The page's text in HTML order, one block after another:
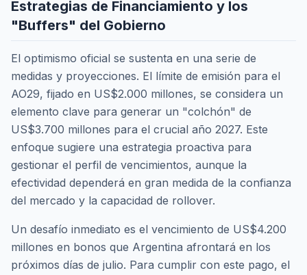
Estrategias de Financiamiento y los
"Buffers" del Gobierno
El optimismo oficial se sustenta en una serie de
medidas y proyecciones. El límite de emisión para el
AO29, fijado en US$2.000 millones, se considera un
elemento clave para generar un "colchón" de
US$3.700 millones para el crucial año 2027. Este
enfoque sugiere una estrategia proactiva para
gestionar el perfil de vencimientos, aunque la
efectividad dependerá en gran medida de la confianza
del mercado y la capacidad de rollover.
Un desafío inmediato es el vencimiento de US$4.200
millones en bonos que Argentina afrontará en los
próximos días de julio. Para cumplir con este pago, el